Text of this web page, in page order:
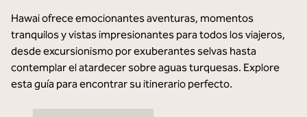
Hawai ofrece emocionantes aventuras, momentos
tranquilos y vistas impresionantes para todos los viajeros,
desde excursionismo por exuberantes selvas hasta
contemplar el atardecer sobre aguas turquesas. Explore
esta guía para encontrar su itinerario perfecto.